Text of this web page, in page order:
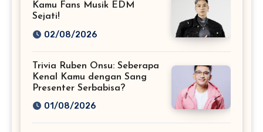
Kamu Fans Musik EDM
Sejati!
02/08/2026
Trivia Ruben Onsu: Seberapa
Kenal Kamu dengan Sang
Presenter Serbabisa?
01/08/2026